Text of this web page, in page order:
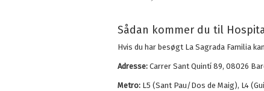
Sådan kommer du til
Hvis du har besøgt La Sagrada Familia
Adresse:Carrer Sant Quintí 89, 08026
Metro:L5 (Sant Pau/Dos de Maig), L4